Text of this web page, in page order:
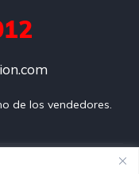
de los vendedores.